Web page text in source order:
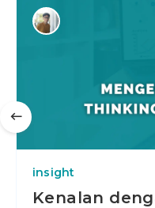
insight
Kenalan